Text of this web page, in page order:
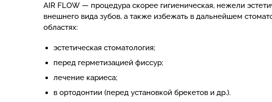
AIR FLOW — процедура скорее гигиеническая, нежели
внешнего вида зубов, а также избежать в дальнейшем
областях:
эстетическая стоматология;
перед герметизацией фиссур;
лечение кариеса;
в ортодонтии (перед установкой брекетов и др.).